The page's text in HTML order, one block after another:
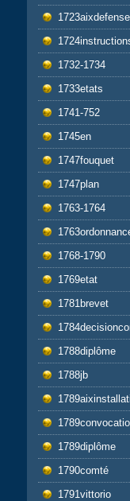
1723aixdefense
1732-1734
1733etats
1741-752
1745en
1747fouquet
1747plan
1763-1764
1768-1790
1769etat
1781brevet
1788diplôme
1788jb
1789diplôme
1790comté
1791vittorio